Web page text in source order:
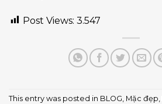
Post Views: 3.547
This entry was posted in BLOG, Mặc đẹp,